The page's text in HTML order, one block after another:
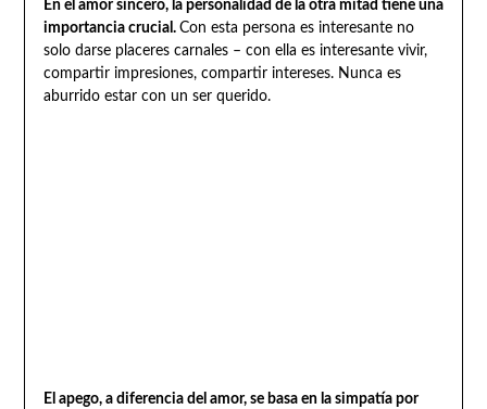
En el amor sincero, la personalidad de la otra mitad tiene una
importancia crucial. Con esta persona es interesante no
solo darse placeres carnales – con ella es interesante vivir,
compartir impresiones, compartir intereses. Nunca es
aburrido estar con un ser querido.
El apego, a diferencia del amor, se basa en la simpatía por